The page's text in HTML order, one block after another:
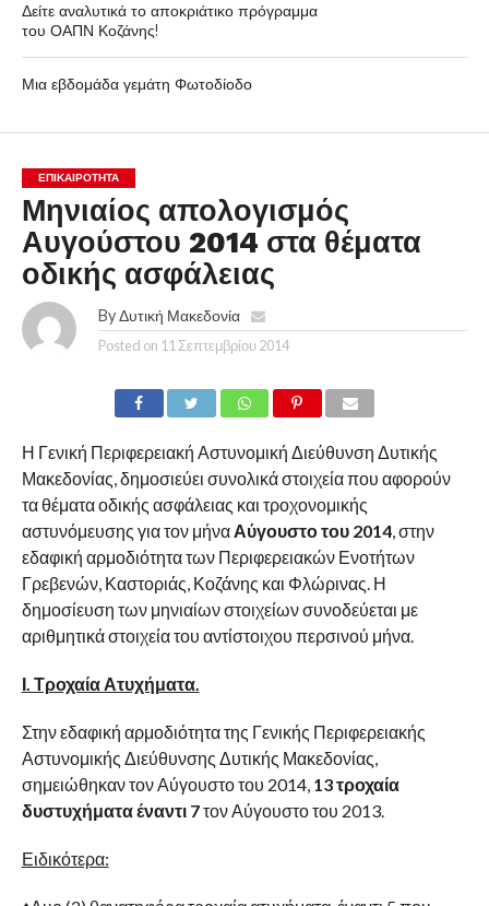
Δείτε αναλυτικά το αποκριάτικο πρόγραμμα
του ΟΑΠΝ Κοζάνης!
Μια εβδομάδα γεμάτη Φωτοδίοδο
ΕΠΙΚΑΙΡΟΤΗΤΑ
Μηνιαίος απολογισμός
Αυγούστου 2014 στα θέματα
οδικής ασφάλειας
By Δυτική Μακεδονία
Posted on 11 Σεπτεμβρίου 2014
Η Γενική Περιφερειακή Αστυνομική Διεύθυνση Δυτικής
Μακεδονίας, δημοσιεύει συνολικά στοιχεία που αφορούν
τα θέματα οδικής ασφάλειας και τροχονομικής
αστυνόμευσης για τον μήνα Αύγουστο του 2014, στην
εδαφική αρμοδιότητα των Περιφερειακών Ενοτήτων
Γρεβενών, Καστοριάς, Κοζάνης και Φλώρινας. Η
δημοσίευση των μηνιαίων στοιχείων συνοδεύεται με
αριθμητικά στοιχεία του αντίστοιχου περσινού μήνα.
Ι. Τροχαία Ατυχήματα.
Στην εδαφική αρμοδιότητα της Γενικής Περιφερειακής
Αστυνομικής Διεύθυνσης Δυτικής Μακεδονίας,
σημειώθηκαν τον Αύγουστο του 2014, 13 τροχαία
δυστυχήματα έναντι 7τον Αύγουστο του 2013.
Ειδικότερα: